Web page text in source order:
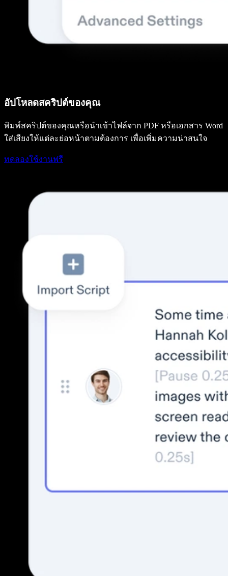
อัปโหลดสคริปต์ของคุณ
พิมพ์สคริปต์ของคุณหรือนำเข้าไฟล์จาก PDF หรือเอกสาร Word
ใส่เสียงให้แต่ละย่อหน้าตามต้องการ เพื่อเพิ่มความน่าสนใจ
ทดลองใช้งานฟรี